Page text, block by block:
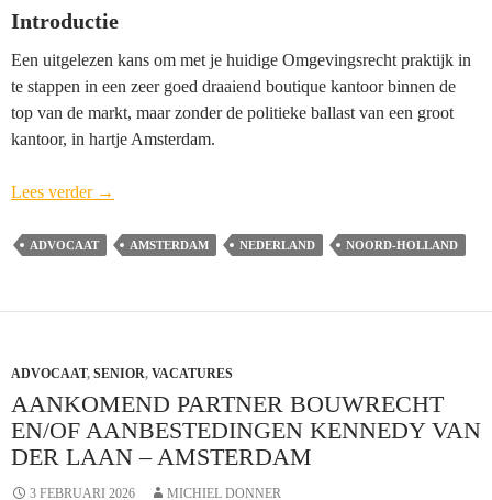
Introductie
Een uitgelezen kans om met je huidige Omgevingsrecht praktijk in
te stappen in een zeer goed draaiend boutique kantoor binnen de
top van de markt, maar zonder de politieke ballast van een groot
kantoor, in hartje Amsterdam.
Lees verder Advocaat-
Omgevingsrecht
→
ADVOCAAT AMSTERDAM NEDERLAND NOORD-HOLLAND
ADVOCAAT, SENIOR, VACATURES
AANKOMEND PARTNER BOUWRECHT
EN/OF AANBESTEDINGEN KENNEDY VAN
DER LAAN – AMSTERDAM
3 FEBRUARI 2026 MICHIEL DONNER